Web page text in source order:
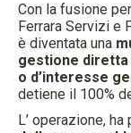
Con la fusione
Ferrara Servizi e
è diventata una
gestione diretta
o d’interesse
detiene il 100%
L’ operazione,